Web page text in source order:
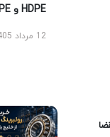
HDPE و LLDPE
12 مرداد 1405